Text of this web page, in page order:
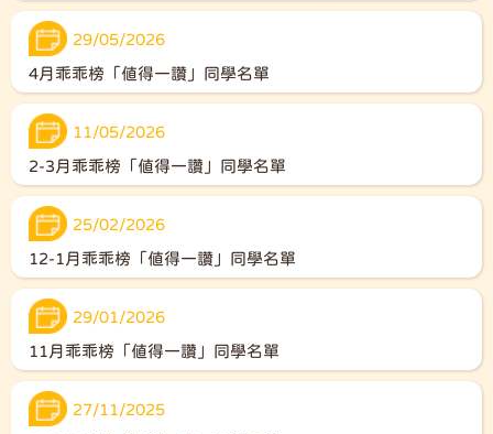
29/05/2026
4月乖乖榜「值得一讚」同學名單
11/05/2026
2-3月乖乖榜「值得一讚」同學名單
25/02/2026
12-1月乖乖榜「值得一讚」同學名單
29/01/2026
11月乖乖榜「值得一讚」同學名單
27/11/2025